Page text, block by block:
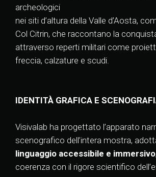
archeologici
nei siti d’altura della Valle d’Aosta,
Col Citrin, che raccontano la
attraverso reperti militari come
freccia, calzature e scudi.
IDENTITÀ GRAFICA E
Visivalab ha progettato l’apparato
scenografico dell’intera mostra,
linguaggio accessibile e immersivo
coerenza con il rigore scientifico